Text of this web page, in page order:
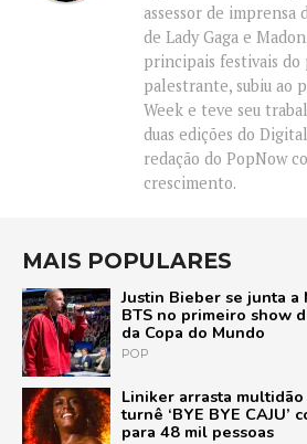
assessor de imprensa
de Lady Gaga e
principais festivais do
palestrante, subiu ao
Week e teve seu
duas edições do
redação do PopNow
crescimento.
MAIS POPULARES
Justin Bieber se junta a
BTS no primeiro show
da Copa do Mundo
POP
Liniker arrasta
turnê ‘BYE BYE CAJU’
para 48 mil pessoas